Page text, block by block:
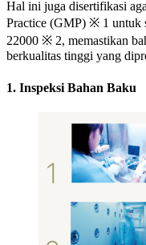
Hal ini juga disertifikasi
Practice (GMP) ※ 1 untuk
22000 ※ 2, memastikan
berkualitas tinggi yang
1. Inspeksi Bahan Baku